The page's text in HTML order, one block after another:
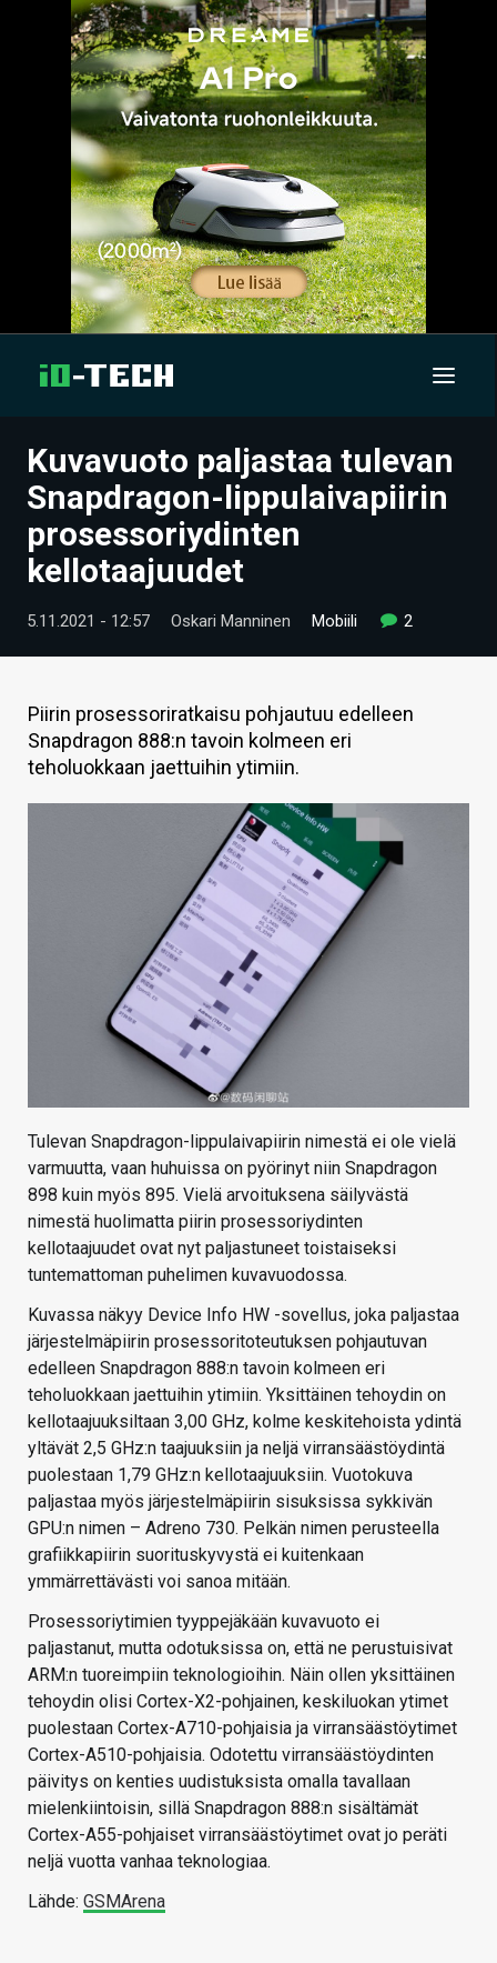
UUTISET
ARTIKKELIT
VIDEOT
TECHBBS
HINTA.FI
KAUPPA
VAIHDA TEEMA
Kuvavuoto paljastaa tulevan
Snapdragon-lippulaivapiirin
prosessoriydinten
kellotaajuudet
5.11.2021 - 12:57 Oskari Manninen Mobiili 2
Piirin prosessoriratkaisu pohjautuu edelleen
Snapdragon 888:n tavoin kolmeen eri
teholuokkaan jaettuihin ytimiin.
Tulevan Snapdragon-lippulaivapiirin nimestä ei ole vielä
varmuutta, vaan huhuissa on pyörinyt niin Snapdragon
898 kuin myös 895. Vielä arvoituksena säilyvästä
nimestä huolimatta piirin prosessoriydinten
kellotaajuudet ovat nyt paljastuneet toistaiseksi
tuntemattoman puhelimen kuvavuodossa.
Kuvassa näkyy Device Info HW -sovellus, joka paljastaa
järjestelmäpiirin prosessoritoteutuksen pohjautuvan
edelleen Snapdragon 888:n tavoin kolmeen eri
teholuokkaan jaettuihin ytimiin. Yksittäinen tehoydin on
kellotaajuuksiltaan 3,00 GHz, kolme keskitehoista ydintä
yltävät 2,5 GHz:n taajuuksiin ja neljä virransäästöydintä
puolestaan 1,79 GHz:n kellotaajuuksiin. Vuotokuva
paljastaa myös järjestelmäpiirin sisuksissa sykkivän
GPU:n nimen – Adreno 730. Pelkän nimen perusteella
grafiikkapiirin suorituskyvystä ei kuitenkaan
ymmärrettävästi voi sanoa mitään.
Prosessoriytimien tyyppejäkään kuvavuoto ei
paljastanut, mutta odotuksissa on, että ne perustuisivat
ARM:n tuoreimpiin teknologioihin. Näin ollen yksittäinen
tehoydin olisi Cortex-X2-pohjainen, keskiluokan ytimet
puolestaan Cortex-A710-pohjaisia ja virransäästöytimet
Cortex-A510-pohjaisia. Odotettu virransäästöydinten
päivitys on kenties uudistuksista omalla tavallaan
mielenkiintoisin, sillä Snapdragon 888:n sisältämät
Cortex-A55-pohjaiset virransäästöytimet ovat jo peräti
neljä vuotta vanhaa teknologiaa.
Lähde: GSMArena